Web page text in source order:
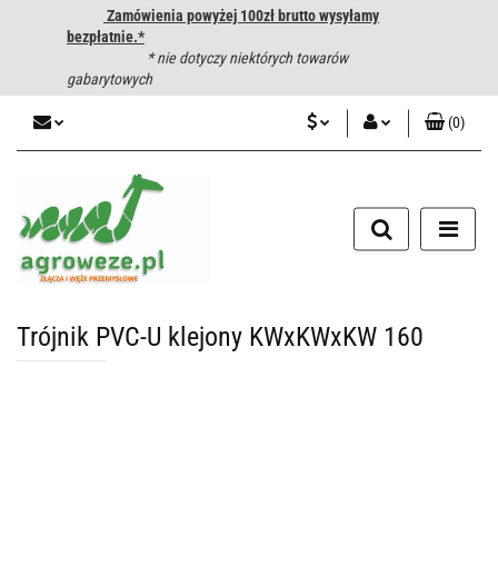
Zamówienia powyżej 100zł brutto wysyłamy
bezpłatnie.*
* nie dotyczy niektórych towarów
gabarytowych
Zarejestruj się
Dodaj zgłoszenie
(0)
Trójnik PVC-U klejony KWxKWxKW 160